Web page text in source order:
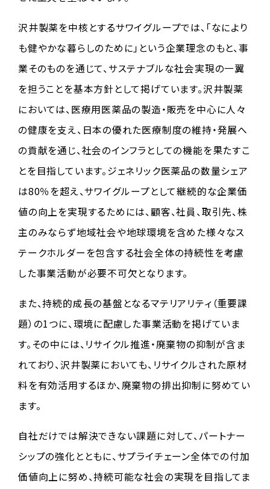
沢井製薬を中核とするサワイグループでは、「なにより
も健やかな暮らしのために」という企業理念のもと、事
業そのものを通じて、サステナブルな社会実現の一翼
を担うことを基本方針として掲げています。沢井製薬
においては、医療用医薬品の製造・販売を中心に人々
の健康を支え、日本の優れた医療制度の維持・発展へ
の貢献を通じ、社会のインフラとしての機能を果たすこ
とを目指しています。ジェネリック医薬品の数量シェア
は80％を超え、サワイグループとして継続的な企業価
値の向上を実現するためには、顧客、社員、取引先、株
主のみならず地域社会や地球環境を含めた様々なス
テークホルダーを包含する社会全体の持続性を考慮
した事業活動が必要不可欠となります。
また、持続的成長の基盤となるマテリアリティ（重要課
題）の1つに、環境に配慮した事業活動を掲げていま
す。その中には、リサイクル推進・廃棄物の抑制が含ま
れており、沢井製薬においても、リサイクルされた原材
料を有効活用するほか、廃棄物の排出抑制に努めてい
ます。
自社だけでは解決できない課題に対して、パートナー
シップの強化とともに、サプライチェーン全体での付加
価値向上に努め、持続可能な社会の実現を目指してま